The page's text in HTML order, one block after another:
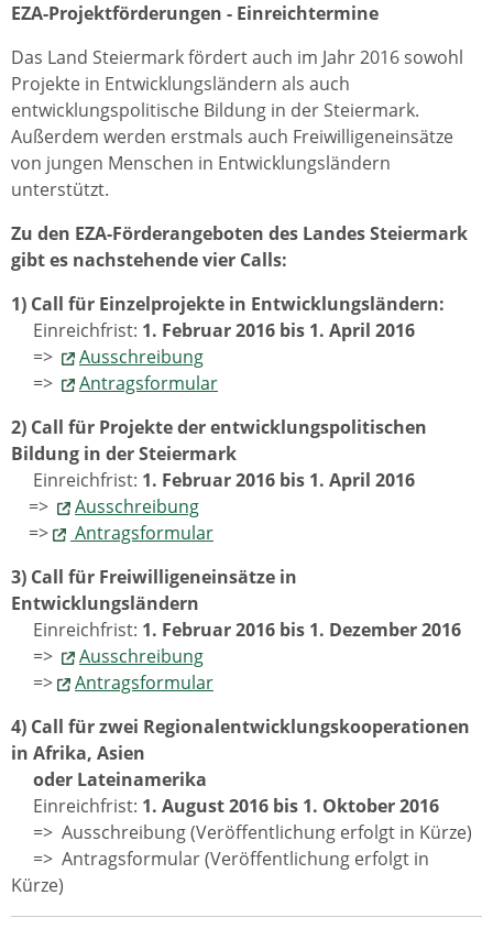
EZA-Projektförderungen - Einreichtermine
Das Land Steiermark fördert auch im Jahr 2016 sowohl
Projekte in Entwicklungsländern als auch
entwicklungspolitische Bildung in der Steiermark.
Außerdem werden erstmals auch Freiwilligeneinsätze
von jungen Menschen in Entwicklungsländern
unterstützt.
Zu den EZA-Förderangeboten des Landes Steiermark
gibt es nachstehende vier Calls:
1) Call für Einzelprojekte in Entwicklungsländern:
Einreichfrist: 1. Februar 2016 bis 1. April 2016
=>
Ausschreibung
=>
Antragsformular
2) Call für Projekte der entwicklungspolitischen
Bildung in der Steiermark
Einreichfrist: 1. Februar 2016 bis 1. April 2016
=>
Ausschreibung
=>
Antragsformular
3) Call für Freiwilligeneinsätze in
Entwicklungsländern
Einreichfrist: 1. Februar 2016 bis 1. Dezember 2016
=>
Ausschreibung
=>
Antragsformular
4) Call für zwei Regionalentwicklungskooperationen
in Afrika, Asien
oder Lateinamerika
Einreichfrist: 1. August 2016 bis 1. Oktober 2016
=> Ausschreibung (Veröffentlichung erfolgt in Kürze)
=> Antragsformular (Veröffentlichung erfolgt in
Kürze)